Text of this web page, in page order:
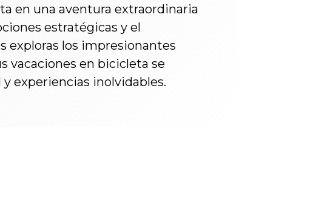
en una aventura extraordinaria
estratégicas y el
exploras los impresionantes
vacaciones en bicicleta se
experiencias inolvidables.